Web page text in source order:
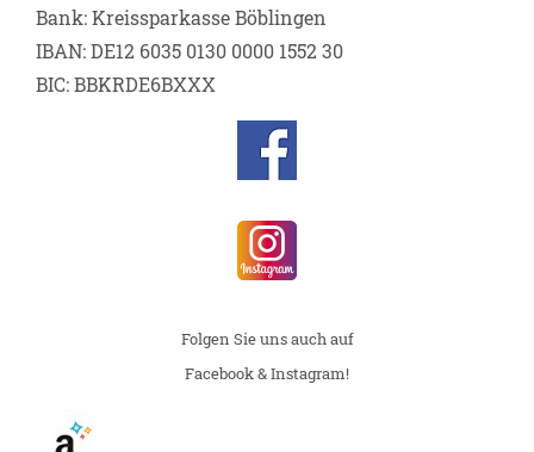
Bank: Kreissparkasse Böblingen
IBAN: DE12 6035 0130 0000 1552 30
BIC: BBKRDE6BXXX
Folgen Sie uns auch auf
Facebook & Instagram!